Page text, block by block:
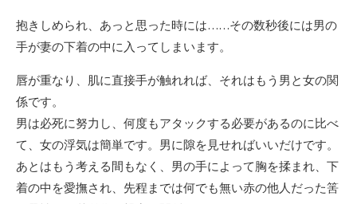
抱きしめられ、あっと思った時には……その数秒後には男の
手が妻の下着の中に入ってしまいます。
唇が重なり、肌に直接手が触れれば、それはもう男と女の関
係です。
男は必死に努力し、何度もアタックする必要があるのに比べ
て、女の浮気は簡単です。男に隙を見せればいいだけです。
あとはもう考える間もなく、男の手によって胸を揉まれ、下
着の中を愛撫され、先程までは何でも無い赤の他人だった筈